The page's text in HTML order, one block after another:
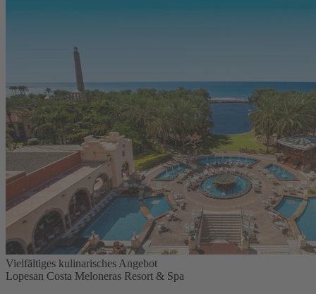
Vielfältiges kulinarisches Angebot
Lopesan Costa Meloneras Resort & Spa